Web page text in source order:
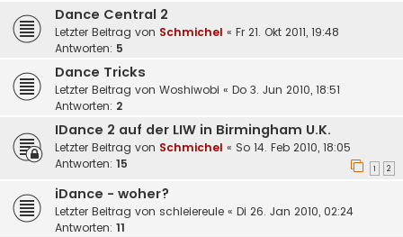
Dance Central 2
Letzter Beitrag von Schmichel « Fr 21. Okt 2011, 19:48
Antworten: 5
Dance Tricks
Letzter Beitrag von Woshiwobi « Do 3. Jun 2010, 18:51
Antworten: 2
IDance 2 auf der LIW in Birmingham U.K.
Letzter Beitrag von Schmichel « So 14. Feb 2010, 18:05
Antworten: 15 1 2
iDance - woher?
Letzter Beitrag von schleiereule « Di 26. Jan 2010, 02:24
Antworten: 11